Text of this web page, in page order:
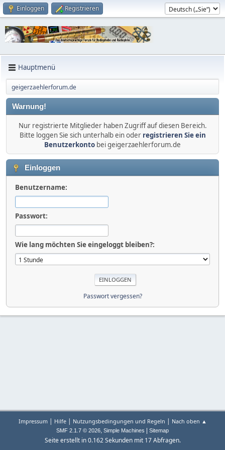
Einloggen Registrieren
Hauptmenü
geigerzaehlerforum.de
Warnung!
Nur registrierte Mitglieder haben Zugriff auf diesen Bereich.
Bitte loggen Sie sich unterhalb ein oder registrieren Sie ein
Benutzerkonto bei geigerzaehlerforum.de
Einloggen
Benutzername:
Passwort:
Wie lang möchten Sie eingeloggt bleiben?:
Passwort vergessen?
Impressum| Hilfe| Nutzungsbedingungen und Regeln | Nach oben ▲
SMF 2.1.7 © 2026, Simple Machines Sitemap
Seite erstellt in 0.162 Sekunden mit 17 Abfragen.